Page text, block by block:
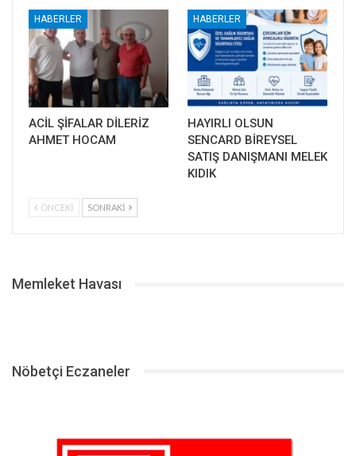
HABERLER
ACİL ŞİFALAR DİLERİZ
AHMET HOCAM
HABERLER
HAYIRLI OLSUN
SENCARD BİREYSEL
SATIŞ DANIŞMANI MELEK
KIDIK
ÖNCEKI SONRAKI
Memleket Havası
Nöbetçi Eczaneler